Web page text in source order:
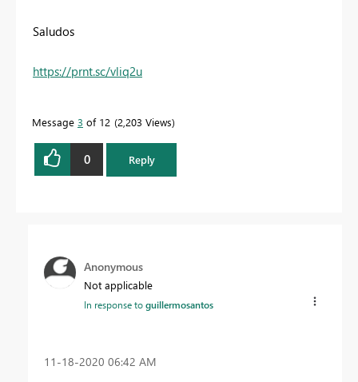
Saludos
https://prnt.sc/vliq2u
Message 3 of 12 2,203 Views
0 Reply
Anonymous
Not applicable
In response toguillermosantos
‎11-18-2020 06:42 AM